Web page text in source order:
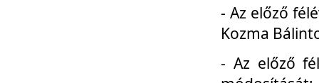
- Az előző
Kozma
- Az előző